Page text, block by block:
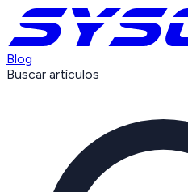
Blog
Buscar artículos